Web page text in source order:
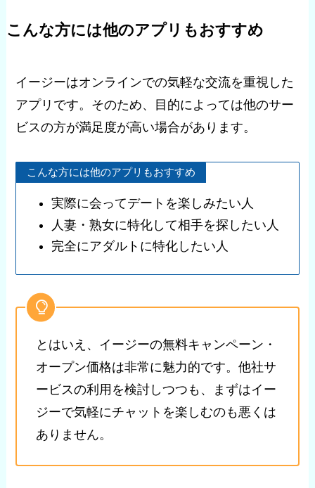
こんな方には他のアプリもおすすめ
イージーはオンラインでの気軽な交流を重視した
アプリです。そのため、目的によっては他のサー
ビスの方が満足度が高い場合があります。
こんな方には他のアプリもおすすめ
実際に会ってデートを楽しみたい人
人妻・熟女に特化して相手を探したい人
完全にアダルトに特化したい人
とはいえ、イージーの無料キャンペーン・
オープン価格は非常に魅力的です。他社サ
ービスの利用を検討しつつも、まずはイー
ジーで気軽にチャットを楽しむのも悪くは
ありません。